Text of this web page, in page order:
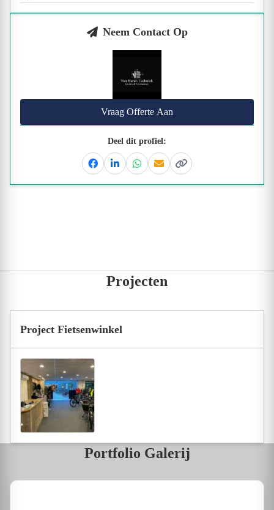
Neem Contact Op
Vraag Offerte Aan
Deel dit profiel:
FacebookLinkedinWhatsapp
EmailKopieer link
Projecten
Project Fietsenwinkel
Portfolio Galerij